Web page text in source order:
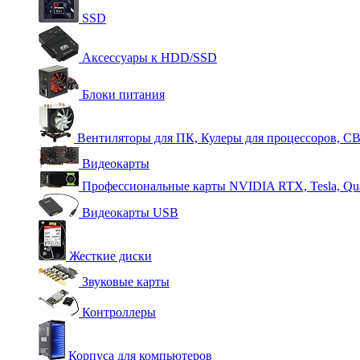
SSD
Аксессуары к HDD/SSD
Блоки питания
Вентиляторы для ПК, Кулеры для процессоров,
Видеокарты
Профессиональные карты NVIDIA RTX, Tesla,
Видеокарты USB
Жесткие диски
Звуковые карты
Контроллеры
Корпуса для компьютеров